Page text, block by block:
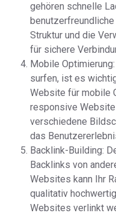
gehören schnelle
benutzerfreundliche
Struktur und die
für sichere
Mobile
surfen, ist es
Website für mobile
responsive
verschiedene
das
Backlink-Building:
Backlinks von
Websites kann Ihr
qualitativ
Websites verlinkt